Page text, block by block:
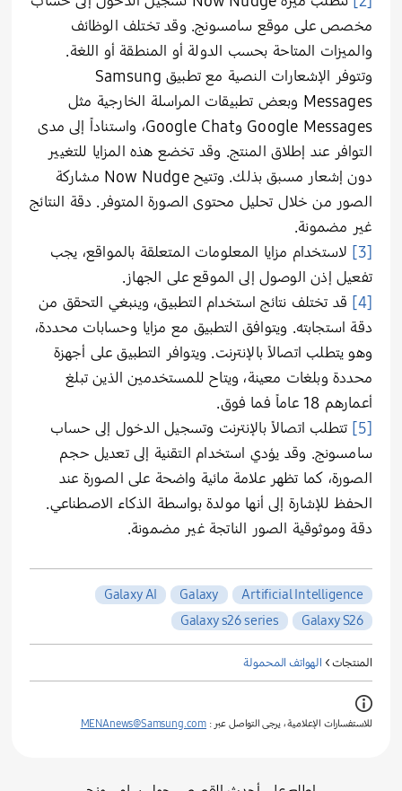
مخصص على موقع سامسونج. وقد تختلف الوظائف
والميزات المتاحة بحسب الدولة أو المنطقة أو اللغة.
وتتوفر الإشعارات النصية مع تطبيق Samsung
Messages وبعض تطبيقات المراسلة الخارجية مثل
Google Messages وGoogle Chat، واستناداً إلى مدى
التوافر عند إطلاق المنتج. وقد تخضع هذه المزايا للتغيير
دون إشعار مسبق بذلك. وتتيح Now Nudge مشاركة
الصور من خلال تحليل محتوى الصورة المتوفر. دقة النتائج
غير مضمونة.
[3]
لاستخدام مزايا المعلومات المتعلقة بالمواقع، يجب
تفعيل إذن الوصول إلى الموقع على الجهاز.
[4]
قد تختلف نتائج استخدام التطبيق، وينبغي التحقق من
دقة استجابته. ويتوافق التطبيق مع مزايا وحسابات محددة،
وهو يتطلب اتصالاً بالإنترنت. ويتوافر التطبيق على أجهزة
محددة وبلغات معينة، ويتاح للمستخدمين الذين تبلغ
أعمارهم 18 عاماً فما فوق.
[5]
تتطلب اتصالاً بالإنترنت وتسجيل الدخول إلى حساب
سامسونج. وقد يؤدي استخدام التقنية إلى تعديل حجم
الصورة، كما تظهر علامة مائية واضحة على الصورة عند
الحفظ للإشارة إلى أنها مولدة بواسطة الذكاء الاصطناعي.
دقة وموثوقية الصور الناتجة غير مضمونة.
Artificial Intelligence
Galaxy
Galaxy AI
Galaxy S26
Galaxy s26 series
المنتجات > الهواتف المحمولة
للاستفسارات الإعلامية ، يرجى التواصل عبر : MENAnews@Samsung.com